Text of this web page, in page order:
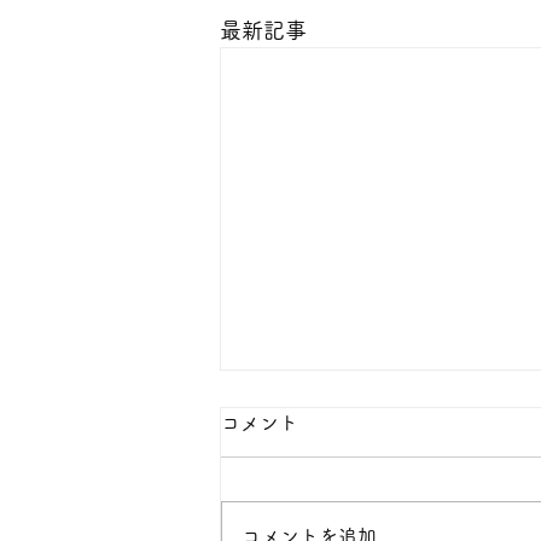
最新記事
本日の１８金 買取 預り価格
円で預かります。買い取ります。
次回のお休みは８月８日です。
コメント
コメントを追加…